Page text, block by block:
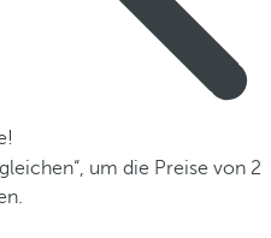
um die Preise von 2